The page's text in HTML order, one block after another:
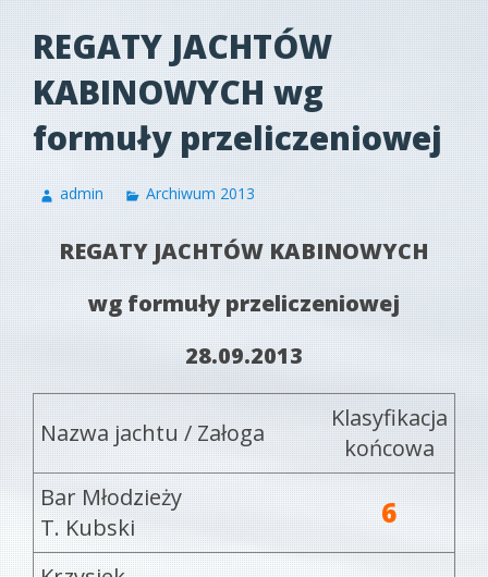
REGATY JACHTÓW
KABINOWYCH wg
formuły przeliczeniowej
admin Archiwum 2013
REGATY JACHTÓW KABINOWYCH
wg formuły przeliczeniowej
28.09.2013
Nazwa jachtu / Załoga
Klasyfikacja
końcowa
Bar Młodzieży
T. Kubski
6